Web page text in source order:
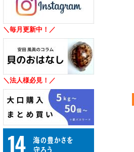
＼毎月更新中！／
＼法人様必見！／